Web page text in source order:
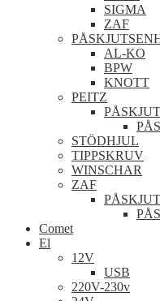
SIGMA
ZAF
AL-KO
BPW
KNOTT
PEITZ
STÖDHJUL
TIPPSKRUV
WINSCHAR
ZAF
Comet
El
12V
USB
220V-230v